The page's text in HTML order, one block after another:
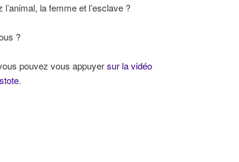
la femme et l’esclave ?
?
pouvez vous appuyersur la vidéo
.